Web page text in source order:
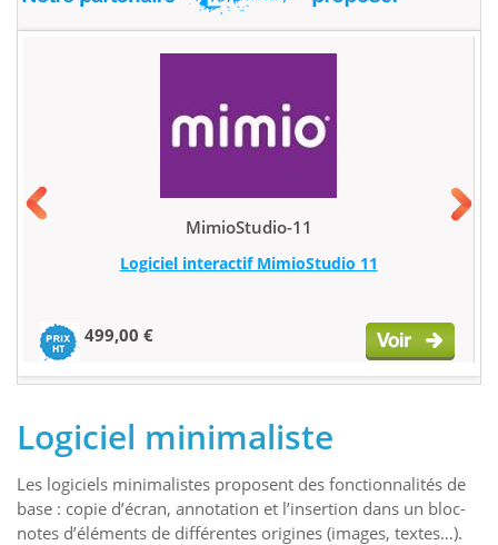
MimioStudio-11
Logiciel interactif MimioStudio 11
499,00 €
Logiciel minimaliste
Les logiciels minimalistes proposent des fonctionnalités de
base : copie d’écran, annotation et l’insertion dans un bloc-
notes d’éléments de différentes origines (images, textes…).